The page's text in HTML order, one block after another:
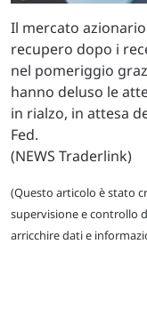
Il mercato
recupero dopo i
nel pomeriggio
hanno deluso le
in rialzo, in attesa
Fed.
(NEWS Traderlink)
(Questo articolo è stato
supervisione e controllo
arricchire dati e